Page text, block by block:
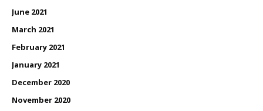
June 2021
March 2021
February 2021
January 2021
December 2020
November 2020